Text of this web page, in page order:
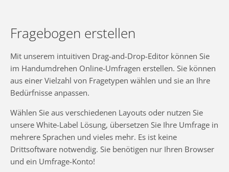
Fragebogen erstellen
Mit unserem intuitiven Drag-and-Drop-Editor können Sie
im Handumdrehen Online-Umfragen erstellen. Sie können
aus einer Vielzahl von Fragetypen wählen und sie an Ihre
Bedürfnisse anpassen.
Wählen Sie aus verschiedenen Layouts oder nutzen Sie
unsere White-Label Lösung, übersetzen Sie Ihre Umfrage in
mehrere Sprachen und vieles mehr. Es ist keine
Drittsoftware notwendig. Sie benötigen nur Ihren Browser
und ein Umfrage-Konto!